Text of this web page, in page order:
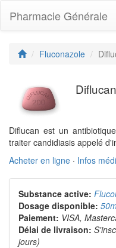
Pharmacie Générale
Fluconazole
Diflucan est un
traiter candidiasis appelé
Acheter en ligne · Infos
Substance active:
Dosage disponible:
Paiement: VISA,
Délai de livraison:
jours)